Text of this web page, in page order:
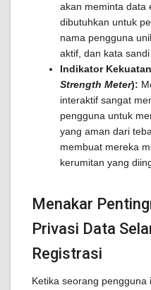
akan meminta data
dibutuhkan untuk
nama pengguna
aktif, dan kata sandi
Indikator
Strength Meter):
interaktif sangat
pengguna untuk
yang aman dari
membuat mereka
kerumitan yang
Menakar
Privasi Data
Registrasi
Ketika seorang pengguna